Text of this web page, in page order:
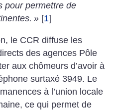
pour permettre de
» [1]
le CCR diffuse les
des agences Pôle
aux chômeurs d’avoir à
surtaxé 3949. Le
à l’union locale
ce qui permet de